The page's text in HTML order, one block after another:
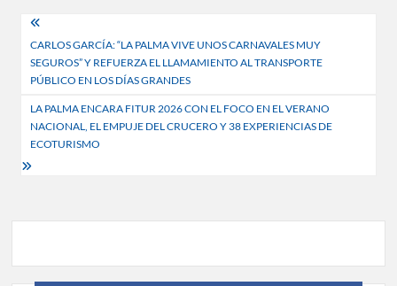
Navegación
de
entradas
CARLOS GARCÍA: “LA PALMA VIVE UNOS CARNAVALES MUY
SEGUROS” Y REFUERZA EL LLAMAMIENTO AL TRANSPORTE
PÚBLICO EN LOS DÍAS GRANDES
LA PALMA ENCARA FITUR 2026 CON EL FOCO EN EL VERANO
NACIONAL, EL EMPUJE DEL CRUCERO Y 38 EXPERIENCIAS DE
ECOTURISMO